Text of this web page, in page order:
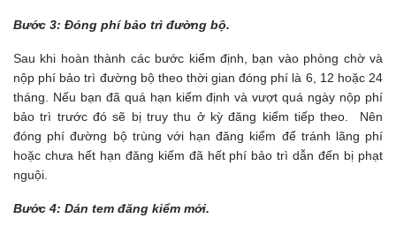
Bước 3: Đóng phí bảo trì đường bộ.
Sau khi hoàn thành các bước kiểm định, bạn vào phòng chờ và
nộp phí bảo trì đường bộ theo thời gian đóng phí là 6, 12 hoặc 24
tháng. Nếu bạn đã quá hạn kiểm định và vượt quá ngày nộp phí
bảo trì trước đó sẽ bị truy thu ở kỳ đăng kiểm tiếp theo. Nên
đóng phí đường bộ trùng với hạn đăng kiểm để tránh lãng phí
hoặc chưa hết hạn đăng kiểm đã hết phí bảo trì dẫn đến bị phạt
nguội.
Bước 4: Dán tem đăng kiểm mới.